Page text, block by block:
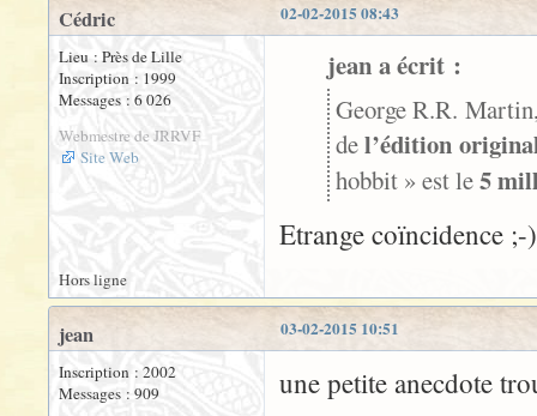
02-02-2015 08:43
Cédric
Lieu : Près de Lille
Inscription : 1999
Messages : 6 026
Webmestre de JRRVF
Site Web
jean a écrit :
George R.R.
del’édition
hobbit » est le5
Etrange coïncidence ;-)
Hors ligne
03-02-2015 10:51
jean
Inscription : 2002
Messages : 909
une petite anecdote